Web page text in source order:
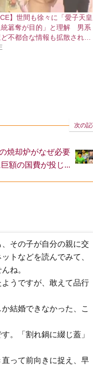
】世間も徐々に「愛子天皇
統簒奪が目的」と理解 男系
不都合な情報も拡散され…
次の
焼却炉がなぜ必要
額の国費が投じ...
その子が自分の親に交
トなどを読んでみて、
ね。
うですが、敢えて品行
結婚できなかった、こ
。「割れ鍋に綴じ蓋」
って前向きに捉え、早